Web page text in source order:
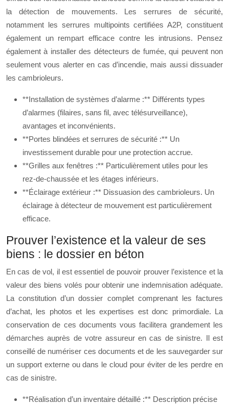
la détection de mouvements. Les serrures de sécurité,
notamment les serrures multipoints certifiées A2P, constituent
également un rempart efficace contre les intrusions. Pensez
également à installer des détecteurs de fumée, qui peuvent non
seulement vous alerter en cas d’incendie, mais aussi dissuader
les cambrioleurs.
**Installation de systèmes d’alarme :** Différents types
d’alarmes (filaires, sans fil, avec télésurveillance),
avantages et inconvénients.
**Portes blindées et serrures de sécurité :** Un
investissement durable pour une protection accrue.
**Grilles aux fenêtres :** Particulièrement utiles pour les
rez-de-chaussée et les étages inférieurs.
**Éclairage extérieur :** Dissuasion des cambrioleurs. Un
éclairage à détecteur de mouvement est particulièrement
efficace.
Prouver l’existence et la valeur de ses
biens : le dossier en béton
En cas de vol, il est essentiel de pouvoir prouver l’existence et la
valeur des biens volés pour obtenir une indemnisation adéquate.
La constitution d’un dossier complet comprenant les factures
d’achat, les photos et les expertises est donc primordiale. La
conservation de ces documents vous facilitera grandement les
démarches auprès de votre assureur en cas de sinistre. Il est
conseillé de numériser ces documents et de les sauvegarder sur
un support externe ou dans le cloud pour éviter de les perdre en
cas de sinistre.
**Réalisation d’un inventaire détaillé :** Description précise